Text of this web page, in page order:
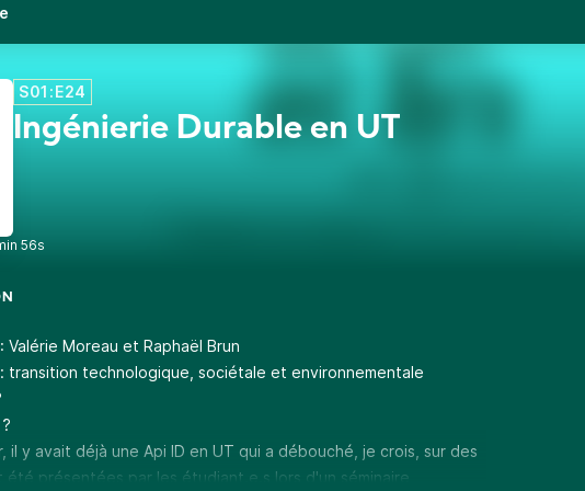
S01:E24
Ingénierie Durable en UT
56s
Moreau et Raphaël Brun
: transition technologique, sociétale et environnementale
il y avait déjà une Api ID en UT qui a débouché, je crois, sur des
présentées par les étudiant.e.s lors d'un séminaire